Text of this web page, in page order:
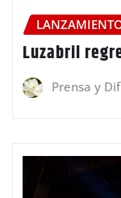
Luzabril
Prensa y